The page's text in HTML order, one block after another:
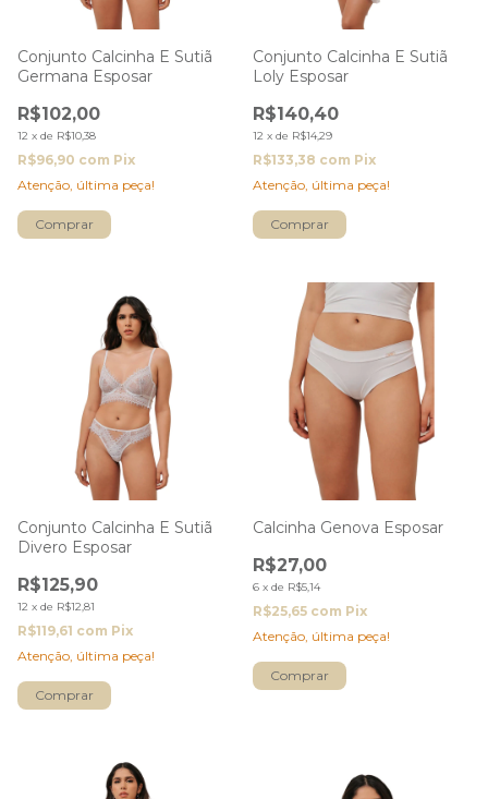
Conjunto Calcinha E Sutiã
Germana Esposar
R$102,00
12 x de R$10,38
R$96,90 com Pix
Atenção, última peça!
Comprar
Conjunto Calcinha E Sutiã
Loly Esposar
R$140,40
12 x de R$14,29
R$133,38 com Pix
Atenção, última peça!
Comprar
Conjunto Calcinha E Sutiã
Divero Esposar
R$125,90
12 x de R$12,81
R$119,61 com Pix
Atenção, última peça!
Comprar
Calcinha Genova Esposar
R$27,00
6 x de R$5,14
R$25,65 com Pix
Atenção, última peça!
Comprar